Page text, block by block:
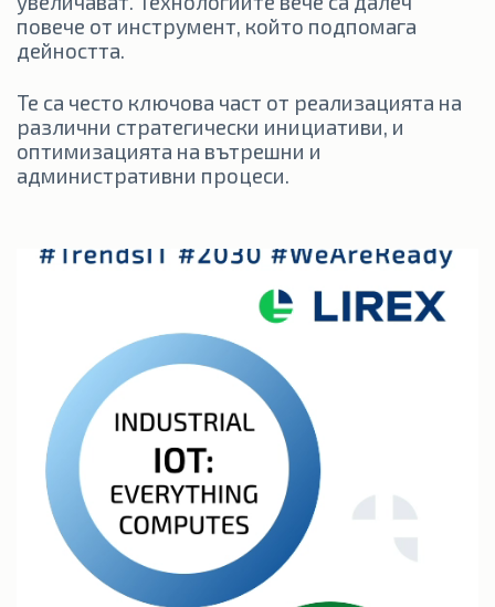
повече от инструмент, който подпомага
дейността.
Те са често ключова част от реализацията на
различни стратегически инициативи, и
оптимизацията на вътрешни и
административни процеси.